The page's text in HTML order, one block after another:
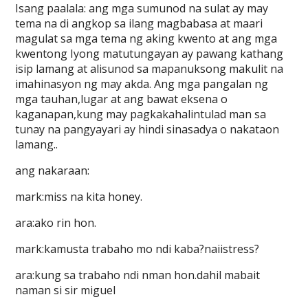
Isang paalala: ang mga sumunod na sulat ay may
tema na di angkop sa ilang magbabasa at maari
magulat sa mga tema ng aking kwento at ang mga
kwentong Iyong matutungayan ay pawang kathang
isip lamang at alisunod sa mapanuksong makulit na
imahinasyon ng may akda. Ang mga pangalan ng
mga tauhan,lugar at ang bawat eksena o
kaganapan,kung may pagkakahalintulad man sa
tunay na pangyayari ay hindi sinasadya o nakataon
lamang..
ang nakaraan:
mark:miss na kita honey.
ara:ako rin hon.
mark:kamusta trabaho mo ndi kaba?naiistress?
ara:kung sa trabaho ndi nman hon.dahil mabait
naman si sir miguel